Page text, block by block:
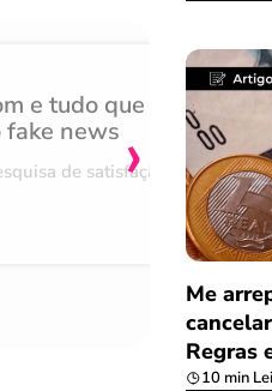
e tudo que
fake news
de satisfação
›
Me
Regras
10 min